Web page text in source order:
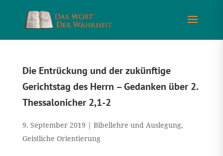
Die Entrückung und der zukünftige
Gerichtstag des Herrn – Gedanken über 2.
Thessalonicher 2,1-2
9. September 2019 | Bibellehre und Auslegung,
Geistliche Orientierung